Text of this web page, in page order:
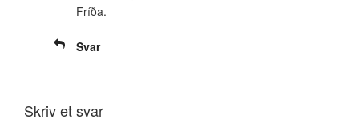
Fríða.
Svar
Skriv et svar